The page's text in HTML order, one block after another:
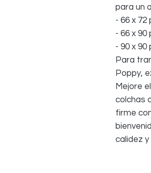
para un
- 66 x 72
- 66 x 90
- 90 x 90
Para
Poppy,
Mejore
colchas
firme
calidez